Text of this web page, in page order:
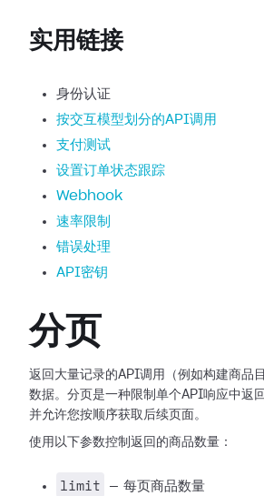
实用链接
身份认证
按交互模型划分的API调用
支付测试
设置订单状态跟踪
Webhook
速率限制
错误处理
API密钥
分页
返回大量记录的API调用（例如构建商品
数据。分页是一种限制单个API响应中返
并允许您按顺序获取后续页面。
使用以下参数控制返回的商品数量：
limit — 每页商品数量